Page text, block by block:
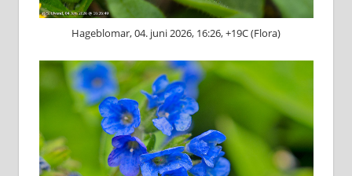
Hageblomar, 04. juni 2026, 16:26, +19C (Flora)